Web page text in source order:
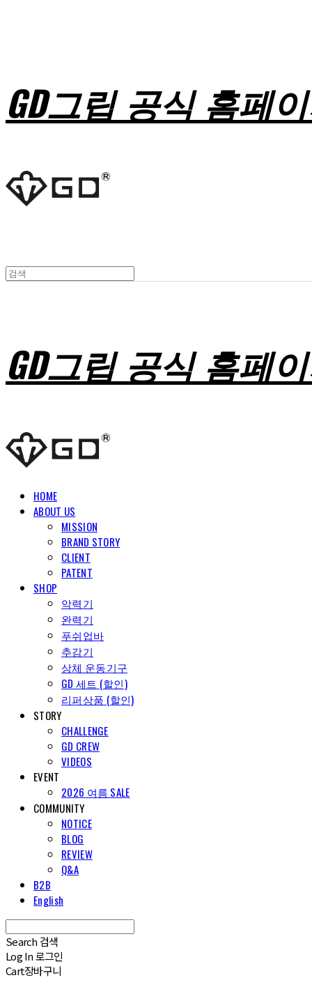
GD그립 공식 홈페
GD그립 공식 홈페
HOME
ABOUT US
MISSION
BRAND STORY
CLIENT
PATENT
SHOP
악력기
완력기
푸쉬업바
추감기
상체 운동기구
GD 세트 (할인)
리퍼상품 (할인)
STORY
CHALLENGE
GD CREW
VIDEOS
EVENT
2026 여름 SALE
COMMUNITY
NOTICE
BLOG
REVIEW
Q&A
B2B
English
Search 검색
Log In로그인
Cart장바구니